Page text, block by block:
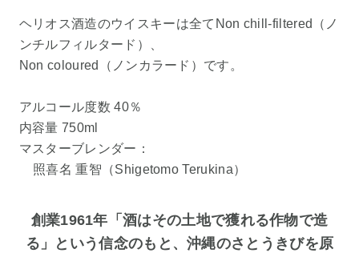
ヘリオス酒造のウイスキーは全てNon chill-filtered（ノ
ンチルフィルタード）、
Non coloured（ノンカラード）です。
アルコール度数 40％
内容量 750ml
マスターブレンダー：
照喜名 重智（Shigetomo Terukina）
創業1961年「酒はその土地で獲れる作物で造
る」という信念のもと、沖縄のさとうきびを原